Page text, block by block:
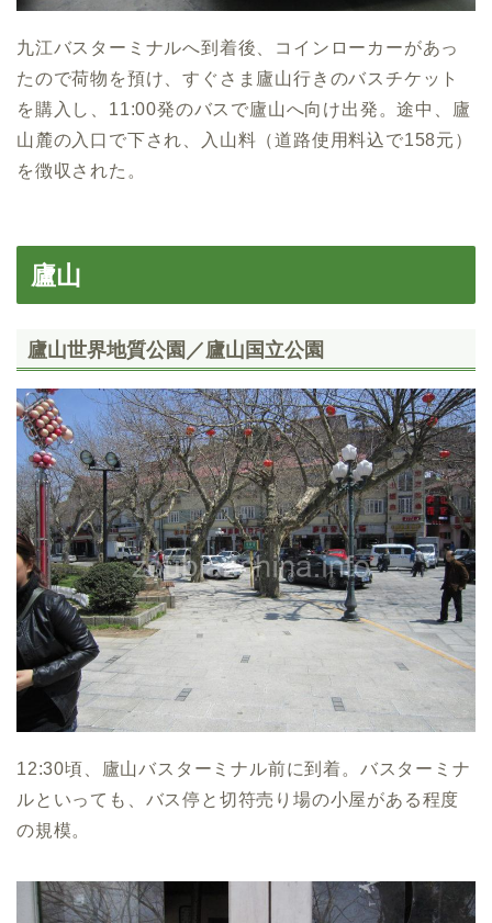
九江バスターミナルへ到着後、コインローカーがあっ
たので荷物を預け、すぐさま廬山行きのバスチケット
を購入し、11:00発のバスで廬山へ向け出発。途中、廬
山麓の入口で下され、入山料（道路使用料込で158元）
を徴収された。
廬山
廬山世界地質公園／廬山国立公園
12:30頃、廬山バスターミナル前に到着。バスターミナ
ルといっても、バス停と切符売り場の小屋がある程度
の規模。